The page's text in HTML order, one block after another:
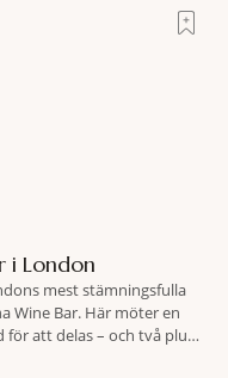
i London
mest stämningsfulla
Wine Bar. Här möter en
för att delas – och två plus